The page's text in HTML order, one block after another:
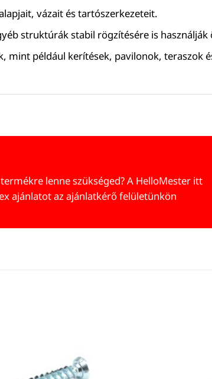
vázait és tartószerkezeteit.
struktúrák stabil rögzítésére is használják
mint például kerítések, pavilonok, teraszok
lenne szükséged? A HelloMester itt
ajánlatot az ajánlatkérő felületünkön